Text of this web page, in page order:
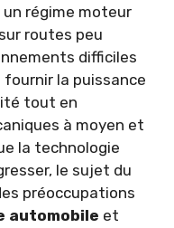
régime moteur
routes peu
difficiles
fournir la puissance
tout en
à moyen et
la technologie
le sujet du
préoccupations
automobile et